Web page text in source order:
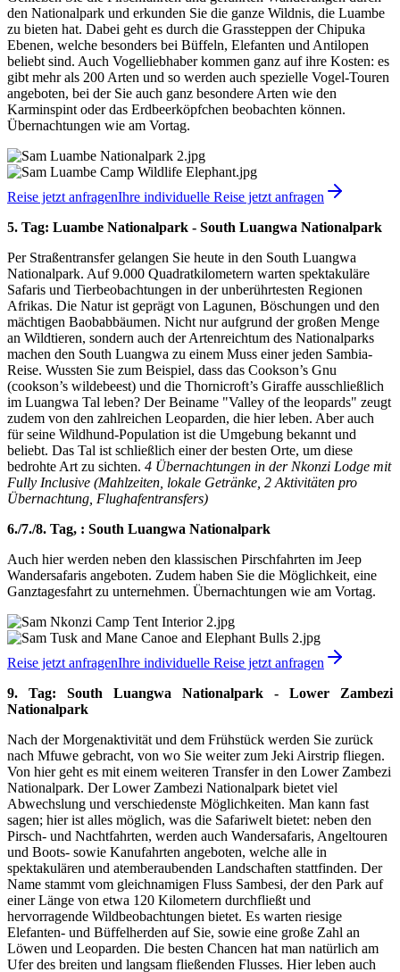
den Nationalpark und erkunden Sie die ganze Wildnis, die Luambe
zu bieten hat. Dabei geht es durch die Grassteppen der Chipuka
Ebenen, welche besonders bei Büffeln, Elefanten und Antilopen
beliebt sind. Auch Vogelliebhaber kommen ganz auf ihre Kosten: es
gibt mehr als 200 Arten und so werden auch spezielle Vogel-Touren
angeboten, bei der Sie auch ganz besondere Arten wie den
Karminspint oder das Erdbeerköpfchen beobachten können.
Übernachtungen wie am Vortag.
Reise jetzt anfragenIhre individuelle Reise jetzt anfragen
5. Tag: Luambe Nationalpark - South Luangwa Nationalpark
Per Straßentransfer gelangen Sie heute in den South Luangwa
Nationalpark. Auf 9.000 Quadratkilometern warten spektakuläre
Safaris und Tierbeobachtungen in der unberührtesten Regionen
Afrikas. Die Natur ist geprägt von Lagunen, Böschungen und den
mächtigen Baobabbäumen. Nicht nur aufgrund der großen Menge
an Wildtieren, sondern auch der Artenreichtum des Nationalparks
machen den South Luangwa zu einem Muss einer jeden Sambia-
Reise. Wussten Sie zum Beispiel, dass das Cookson’s Gnu
(cookson’s wildebeest) und die Thornicroft’s Giraffe ausschließlich
im Luangwa Tal leben? Der Beiname "Valley of the leopards" zeugt
zudem von den zahlreichen Leoparden, die hier leben. Aber auch
für seine Wildhund-Population ist die Umgebung bekannt und
beliebt. Das Tal ist schließlich einer der besten Orte, um diese
bedrohte Art zu sichten. 4 Übernachtungen in der Nkonzi Lodge mit
Fully Inclusive (Mahlzeiten, lokale Getränke, 2 Aktivitäten pro
Übernachtung, Flughafentransfers)
6./7./8. Tag, : South Luangwa Nationalpark
Auch hier werden neben den klassischen Pirschfahrten im Jeep
Wandersafaris angeboten. Zudem haben Sie die Möglichkeit, eine
Ganztagesfahrt zu unternehmen. Übernachtungen wie am Vortag.
Reise jetzt anfragenIhre individuelle Reise jetzt anfragen
9. Tag: South Luangwa Nationalpark - Lower Zambezi
Nationalpark
Nach der Morgenaktivität und dem Frühstück werden Sie zurück
nach Mfuwe gebracht, von wo Sie weiter zum Jeki Airstrip fliegen.
Von hier geht es mit einem weiteren Transfer in den Lower Zambezi
Nationalpark. Der Lower Zambezi Nationalpark bietet viel
Abwechslung und verschiedenste Möglichkeiten. Man kann fast
sagen; hier ist alles möglich, was die Safariwelt bietet: neben den
Pirsch- und Nachtfahrten, werden auch Wandersafaris, Angeltouren
und Boots- sowie Kanufahrten angeboten, welche alle in
spektakulären und atemberaubenden Landschaften stattfinden. Der
Name stammt vom gleichnamigen Fluss Sambesi, der den Park auf
einer Länge von etwa 120 Kilometern durchfließt und
hervorragende Wildbeobachtungen bietet. Es warten riesige
Elefanten- und Büffelherden auf Sie, sowie eine große Zahl an
Löwen und Leoparden. Die besten Chancen hat man natürlich am
Ufer des breiten und langsam fließenden Flusses. Hier leben auch